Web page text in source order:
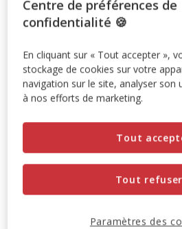
Temporairement en rupture de
Découvrir des produits similaires
Centre de préférences de
confidentialité 🍪
En cliquant sur « Tout accepter »,
stockage de cookies sur votre
navigation sur le site, analyser son
à nos efforts de marketing.
Tout refuser
Tout
Paramètres des